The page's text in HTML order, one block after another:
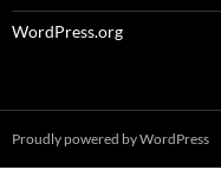
WordPress.org
Proudly powered by WordPress